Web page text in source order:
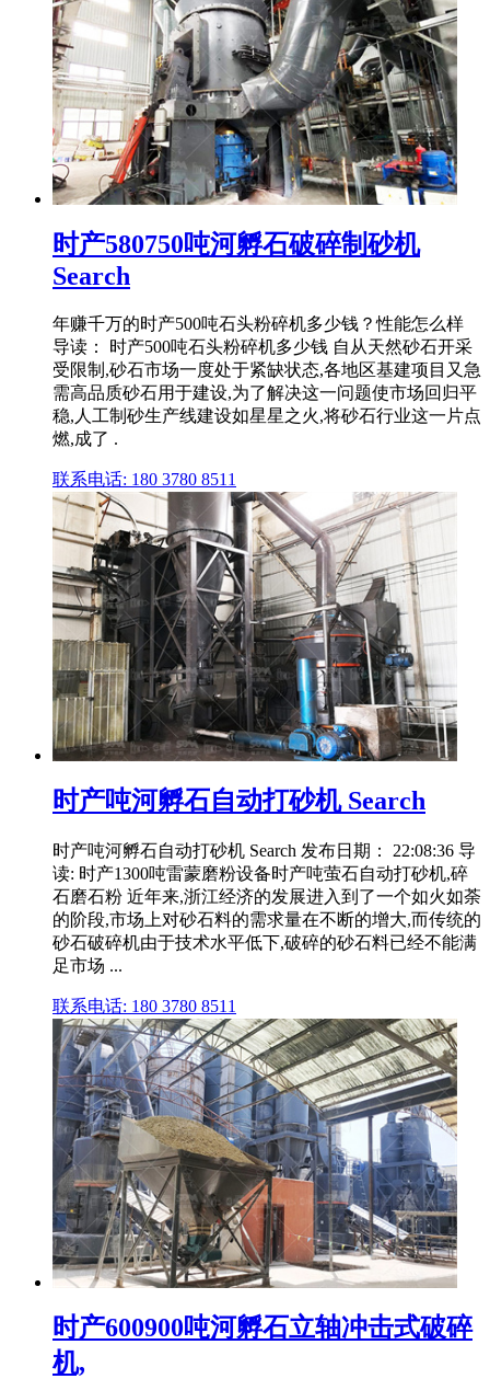
时产580750吨河孵石破碎制砂机
Search
年赚千万的时产500吨石头粉碎机多少钱？性能怎么样
导读： 时产500吨石头粉碎机多少钱 自从天然砂石开采
受限制,砂石市场一度处于紧缺状态,各地区基建项目又急
需高品质砂石用于建设,为了解决这一问题使市场回归平
稳,人工制砂生产线建设如星星之火,将砂石行业这一片点
燃,成了 .
联系电话: 180 3780 8511
时产吨河孵石自动打砂机 Search
时产吨河孵石自动打砂机 Search 发布日期： 22:08:36 导
读: 时产1300吨雷蒙磨粉设备时产吨萤石自动打砂机,碎
石磨石粉 近年来,浙江经济的发展进入到了一个如火如荼
的阶段,市场上对砂石料的需求量在不断的增大,而传统的
砂石破碎机由于技术水平低下,破碎的砂石料已经不能满
足市场 ...
联系电话: 180 3780 8511
时产600900吨河孵石立轴冲击式破碎
机,